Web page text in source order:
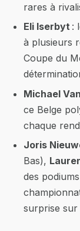
rares à
Eli Iserbyt :
à plusieurs
Coupe du
Michael
ce Belge
chaque
Joris
Bas),
des
surprise